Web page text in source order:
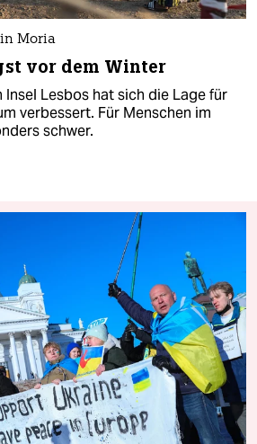
in Moria
vor dem Winter
Lesbos hat sich die Lage für
verbessert. Für Menschen im
schwer.